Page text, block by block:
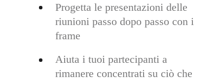
Progetta le presentazioni delle
riunioni passo dopo passo con i
frame
Aiuta i tuoi partecipanti a
rimanere concentrati su ciò che